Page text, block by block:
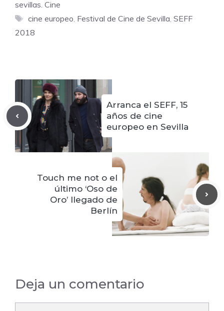
sevillas. Cine
Etiquetas
cine europeo, Festival de Cine de Sevilla, SEFF
2018
Arranca el SEFF, 15
años de cine
europeo en Sevilla
Touch me not o el
último ‘Oso de
Oro’ llegado de
Berlín
Deja un comentario